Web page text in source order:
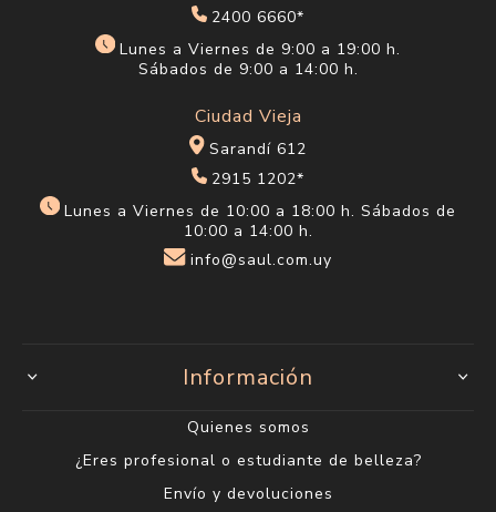
2400 6660*
Lunes a Viernes de 9:00 a 19:00 h.
Sábados de 9:00 a 14:00 h.
Ciudad Vieja
Sarandí 612
2915 1202*
Lunes a Viernes de 10:00 a 18:00 h. Sábados de
10:00 a 14:00 h.
info@saul.com.uy
Información
Quienes somos
¿Eres profesional o estudiante de belleza?
Envío y devoluciones